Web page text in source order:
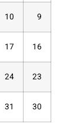
9
10
16
17
23
24
30
31